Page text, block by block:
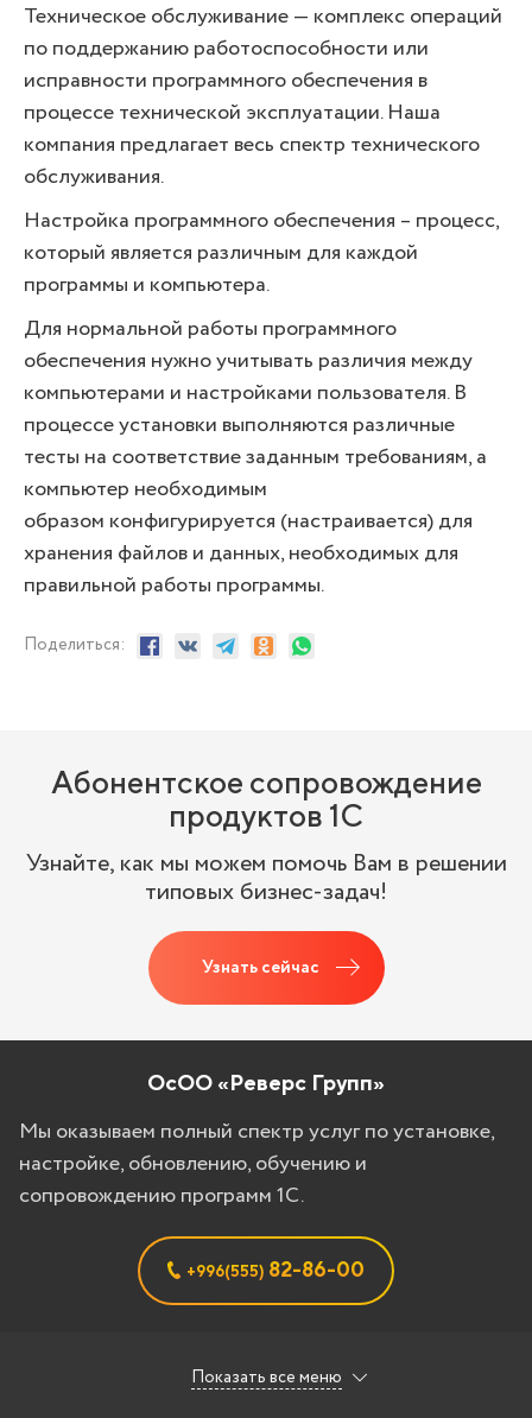
Техническое обслуживание — комплекс операций
по поддержанию работоспособности или
исправности программного обеспечения в
процессе технической эксплуатации. Наша
компания предлагает весь спектр технического
обслуживания.
Настройка программного обеспечения – процесс,
который является различным для каждой
программы и компьютера.
Для нормальной работы программного
обеспечения нужно учитывать различия между
компьютерами и настройками пользователя. В
процессе установки выполняются различные
тесты на соответствие заданным требованиям, а
компьютер необходимым
образом конфигурируется (настраивается) для
хранения файлов и данных, необходимых для
правильной работы программы.
Поделиться:
Абонентское сопровождение
продуктов 1C
Узнайте, как мы можем помочь Вам в решении
типовых бизнес-задач!
Узнать сейчас
ОсОО «Реверс Групп»
Мы оказываем полный спектр услуг по установке,
настройке, обновлению, обучению и
сопровождению программ 1С.
+996(555) 82-86-00
Показать все меню